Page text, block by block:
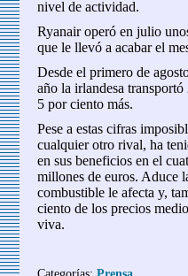
nivel de actividad.
Ryanair operó en julio
que le llevó a acabar el
Desde el primero de
año la irlandesa
5 por ciento más.
Pese a estas cifras
cualquier otro rival, ha
en sus beneficios en el
millones de euros. Aduce
combustible le afecta y,
ciento de los precios
viva.